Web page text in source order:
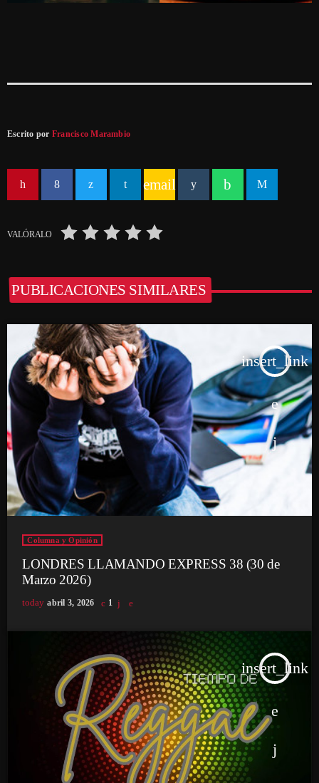
Escrito por Francisco Marambio
email
VALÓRALO
PUBLICACIONES SIMILARES
insert_link
Columna y Opinión
LONDRES LLAMANDO EXPRESS 38 (30 de
Marzo 2026)
today abril 3, 2026 1
insert_link